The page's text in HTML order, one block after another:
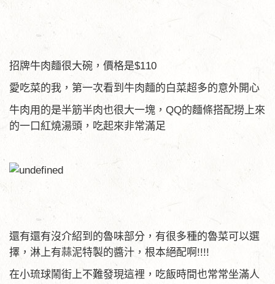
招牌牛肉麵很大碗，價格是$110
愛吃菜的我，第一次看到牛肉麵的白菜超多的意外開心
牛肉用的是半筋半肉也很大一塊，QQ的麵條搭配撈上來
的一口紅燒湯頭，吃起來非常滿足
還有還有沒介紹到的魯味部分，有很多種的魯菜可以選
擇，淋上有蒜泥特製的醬汁，根本絕配啊!!!!
在小琉球鬧街上不難發現這裡，吃飯時間也常常坐滿人